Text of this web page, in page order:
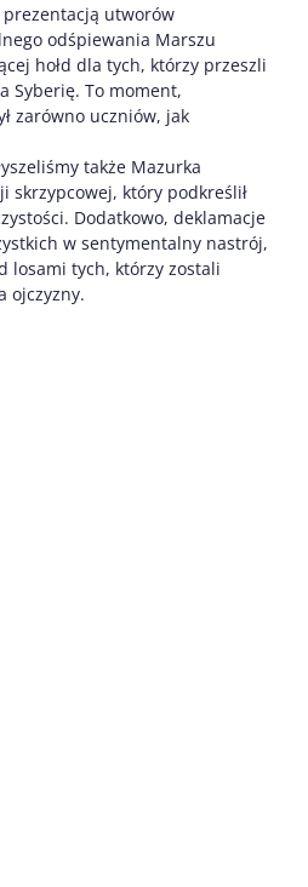
prezentacją utworów
odśpiewania Marszu
hołd dla tych, którzy przeszli
Syberię. To moment,
zarówno uczniów, jak
także Mazurka
skrzypcowej, który podkreślił
Dodatkowo, deklamacje
w sentymentalny nastrój,
losami tych, którzy zostali
ojczyzny.